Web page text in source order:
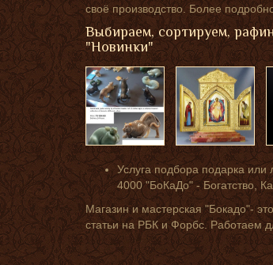
своё производство. Более
Выбираем, сортируем,
"Новинки"
Услуга подбора подарка
4000 "БоКаДо" - Богатство,
Магазин и мастерская "Бокадо"-
статьи на РБК и Форбс. Работаем